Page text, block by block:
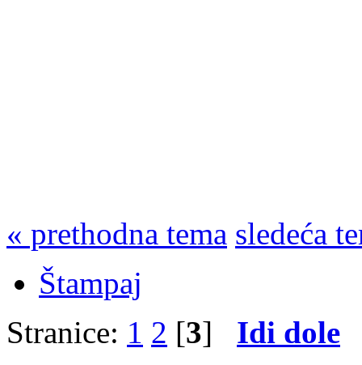
« prethodna tema sledeća
Štampaj
Stranice: 1 2 [3] Idi dole